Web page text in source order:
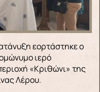
ιερό
«Κριθώνι» της
Λέρου.